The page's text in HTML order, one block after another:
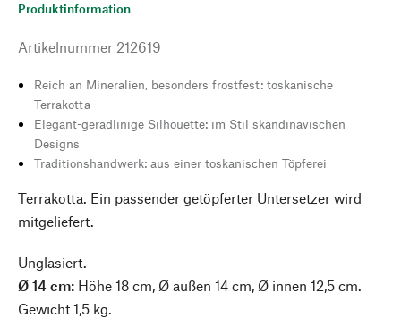
Produktinformation
Artikelnummer 212619
Reich an Mineralien, besonders frostfest: toskanische
Terrakotta
Elegant-geradlinige Silhouette: im Stil skandinavischen
Designs
Traditionshandwerk: aus einer toskanischen Töpferei
Terrakotta. Ein passender getöpferter Untersetzer wird
mitgeliefert.
Unglasiert.
Ø 14 cm: Höhe 18 cm, Ø außen 14 cm, Ø innen 12,5 cm.
Gewicht 1,5 kg.